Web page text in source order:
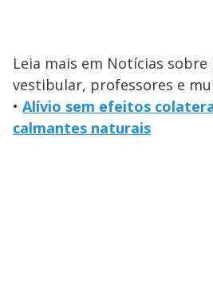
Leia mais em Notícias sobre
vestibular, professores e
• Alívio sem efeitos
calmantes naturais